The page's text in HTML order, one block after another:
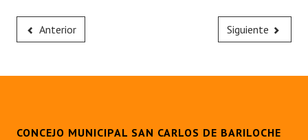
Anterior Siguiente
CONCEJO MUNICIPAL SAN CARLOS DE BARILOCHE